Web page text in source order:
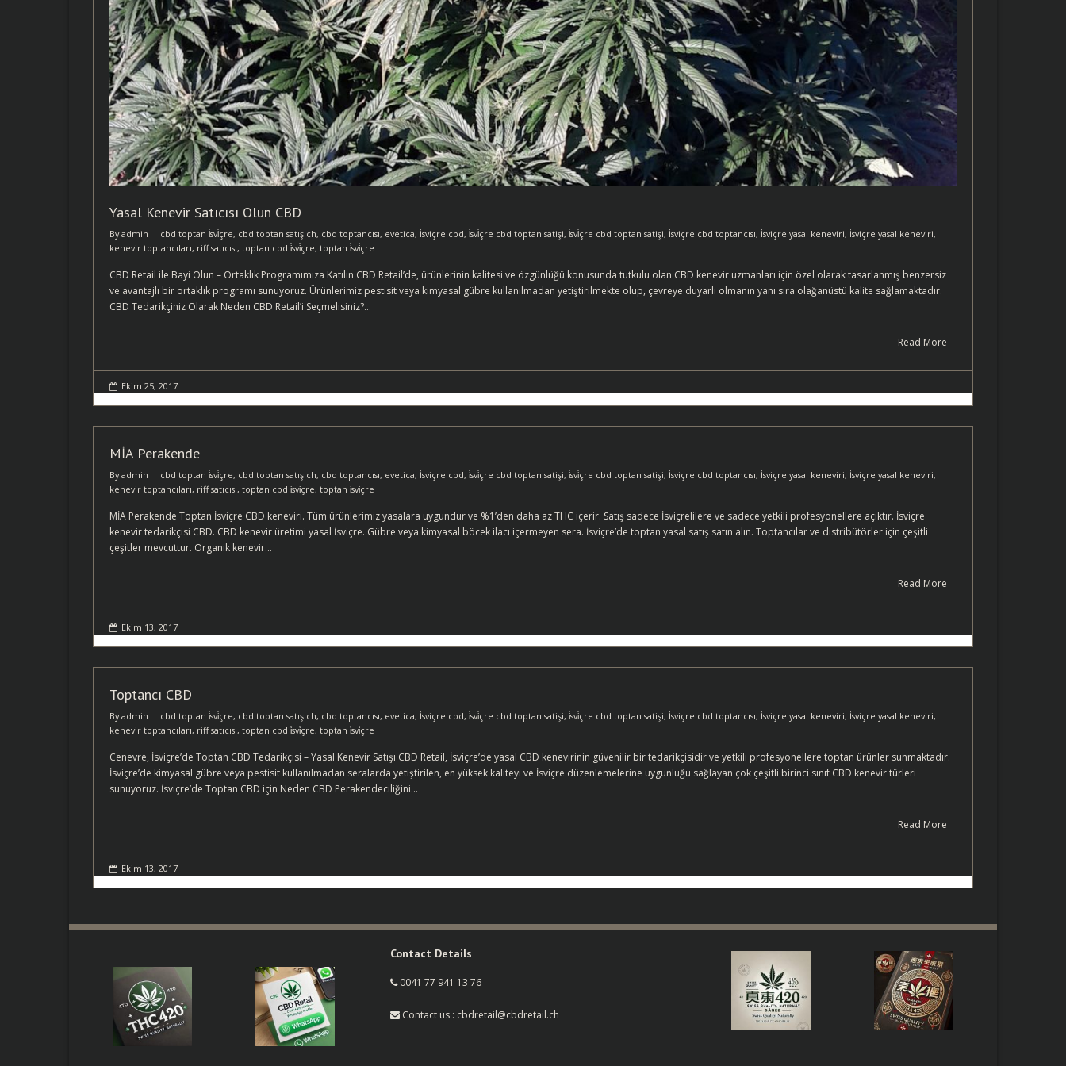
Yasal Kenevir Satıcısı Olun CBD
Byadmin cbd toptan i̇svi̇çre, cbd toptan satış ch, cbd toptancısı, evetica, İsviçre cbd, i̇svi̇çre cbd toptan satişi, i̇svi̇çre cbd toptan satişi, İsviçre cbd toptancısı, İsviçre yasal keneviri, İsviçre yasal keneviri,
kenevir toptancıları, riff satıcısı, toptan cbd i̇svi̇çre, toptan i̇svi̇çre
CBD Retail ile Bayi Olun – Ortaklık Programımıza Katılın CBD Retail’de, ürünlerinin kalitesi ve özgünlüğü konusunda tutkulu olan CBD kenevir uzmanları için özel olarak tasarlanmış benzersiz
ve avantajlı bir ortaklık programı sunuyoruz. Ürünlerimiz pestisit veya kimyasal gübre kullanılmadan yetiştirilmekte olup, çevreye duyarlı olmanın yanı sıra olağanüstü kalite sağlamaktadır.
CBD Tedarikçiniz Olarak Neden CBD Retail’i Seçmelisiniz?…
Read More
Ekim 25, 2017
MİA Perakende
Byadmin cbd toptan i̇svi̇çre, cbd toptan satış ch, cbd toptancısı, evetica, İsviçre cbd, i̇svi̇çre cbd toptan satişi, i̇svi̇çre cbd toptan satişi, İsviçre cbd toptancısı, İsviçre yasal keneviri, İsviçre yasal keneviri,
kenevir toptancıları, riff satıcısı, toptan cbd i̇svi̇çre, toptan i̇svi̇çre
MİA Perakende Toptan İsviçre CBD keneviri. Tüm ürünlerimiz yasalara uygundur ve %1’den daha az THC içerir. Satış sadece İsviçrelilere ve sadece yetkili profesyonellere açıktır. İsviçre
kenevir tedarikçisi CBD. CBD kenevir üretimi yasal İsviçre. Gübre veya kimyasal böcek ilacı içermeyen sera. İsviçre’de toptan yasal satış satın alın. Toptancılar ve distribütörler için çeşitli
çeşitler mevcuttur. Organik kenevir…
Read More
Ekim 13, 2017
Toptancı CBD
Byadmin cbd toptan i̇svi̇çre, cbd toptan satış ch, cbd toptancısı, evetica, İsviçre cbd, i̇svi̇çre cbd toptan satişi, i̇svi̇çre cbd toptan satişi, İsviçre cbd toptancısı, İsviçre yasal keneviri, İsviçre yasal keneviri,
kenevir toptancıları, riff satıcısı, toptan cbd i̇svi̇çre, toptan i̇svi̇çre
Cenevre, İsviçre’de Toptan CBD Tedarikçisi – Yasal Kenevir Satışı CBD Retail, İsviçre’de yasal CBD kenevirinin güvenilir bir tedarikçisidir ve yetkili profesyonellere toptan ürünler sunmaktadır.
İsviçre’de kimyasal gübre veya pestisit kullanılmadan seralarda yetiştirilen, en yüksek kaliteyi ve İsviçre düzenlemelerine uygunluğu sağlayan çok çeşitli birinci sınıf CBD kenevir türleri
sunuyoruz. İsviçre’de Toptan CBD için Neden CBD Perakendeciliğini…
Read More
Ekim 13, 2017
Contact Details
0041 77 941 13 76
Contact us : cbdretail@cbdretail.ch